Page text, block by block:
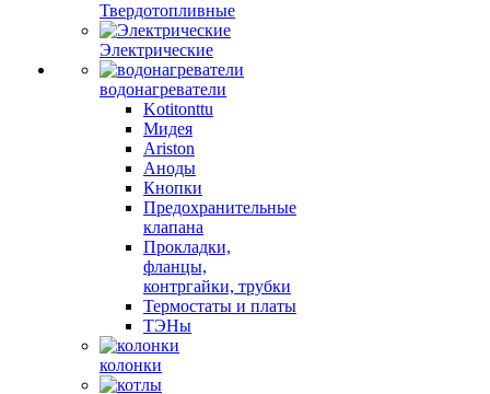
Твердотопливные
Электрические
водонагреватели
Kotitonttu
Мидея
Ariston
Аноды
Кнопки
Предохранительные
клапана
Прокладки,
фланцы,
контргайки, трубки
Термостаты и платы
ТЭНы
колонки